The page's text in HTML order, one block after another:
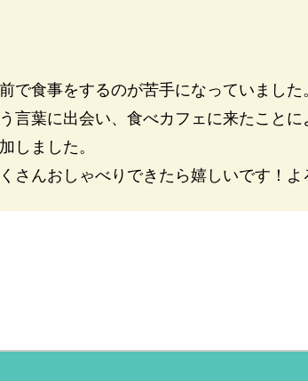
で食事をするのが苦手になっていました
言葉に出会い、食べカフェに来たこと
しました。
さんおしゃべりできたら嬉しいです！よ